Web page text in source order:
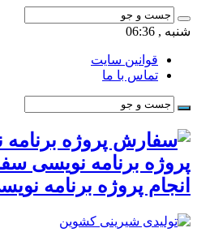
شنبه , 06:36
قوانین سایت
تماس با ما
پروژه برنامه نویسی
انجام پروژه برنامه